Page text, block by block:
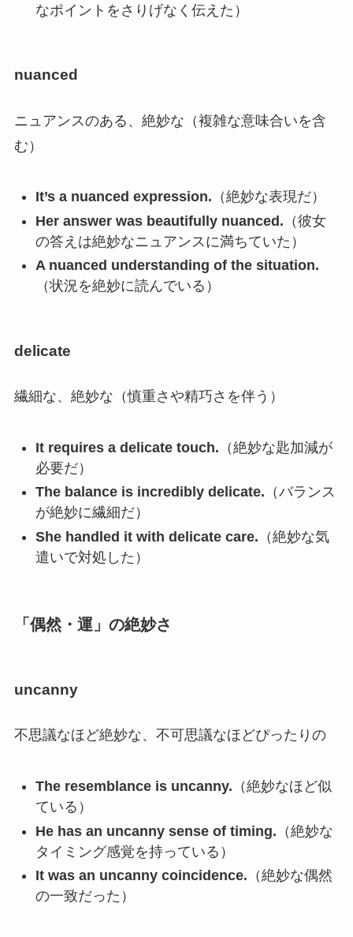
なポイントをさりげなく伝えた）
nuanced
ニュアンスのある、絶妙な（複雑な意味合いを含
む）
It’s a nuanced expression. （絶妙な表現だ）
Her answer was beautifully nuanced. （彼女
の答えは絶妙なニュアンスに満ちていた）
A nuanced understanding of the situation.
（状況を絶妙に読んでいる）
delicate
繊細な、絶妙な（慎重さや精巧さを伴う）
It requires a delicate touch. （絶妙な匙加減が
必要だ）
The balance is incredibly delicate. （バランス
が絶妙に繊細だ）
She handled it with delicate care. （絶妙な気
遣いで対処した）
「偶然・運」の絶妙さ
uncanny
不思議なほど絶妙な、不可思議なほどぴったりの
The resemblance is uncanny. （絶妙なほど似
ている）
He has an uncanny sense of timing. （絶妙な
タイミング感覚を持っている）
It was an uncanny coincidence. （絶妙な偶然
の一致だった）